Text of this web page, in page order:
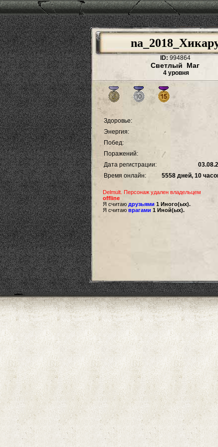
ID: 994864
Светлый Маг
4 уровня
Здоровье:
Энергия:
Побед:
Поражений:
Дата регистрации:
Время онлайн:
5558 дней, 10
Delmult. Персонаж удален владельцем
offline
Я считаю друзьями 1 Иного(ых).
Я считаю врагами 1 Иной(ых).